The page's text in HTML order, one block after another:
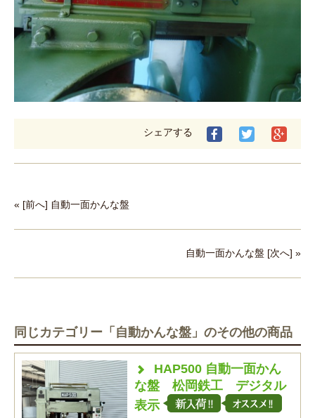
シェアする
« [前へ] 自動一面かんな盤
自動一面かんな盤 [次へ] »
同じカテゴリー「自動かんな盤」のその他の商品
HAP500 自動一面かん
な盤 松岡鉄工 デジタル
表示